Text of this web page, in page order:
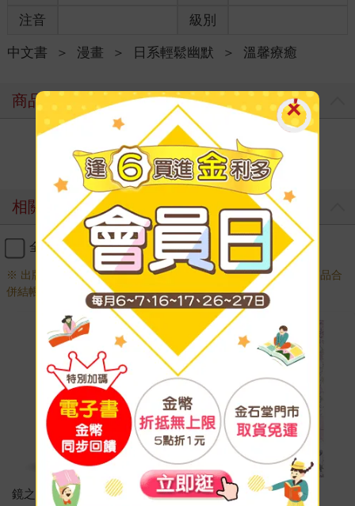
注音 級別
中文書 ＞ 漫畫 ＞ 日系輕鬆幽默 ＞ 溫馨療癒
商品評價
寫評價
相關商品
全選 加入購物車
※ 出版日十年以上商品需另下訂，調貨時間較長，無法與一般商品合
併結帳，敬請見諒。
鏡之孤城 DVD 鏡之孤城(05)END